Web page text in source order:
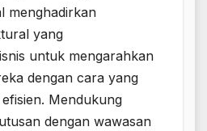
menghadirkan
yang
untuk mengarahkan
dengan cara yang
Mendukung
dengan wawasan